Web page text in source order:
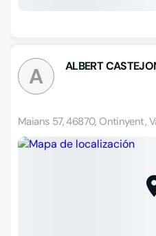
A ALBERT
Maians 57, 46870, Ontinyent,